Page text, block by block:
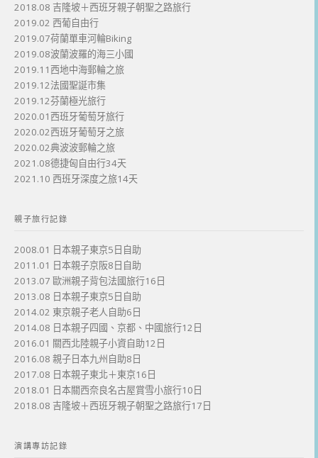
2018.08 吉隆坡＋西班牙親子朝聖之路旅行
2019.02 西葡自由行
2019.07荷蘭單車河輪Biking
2019.08波蘭波羅的海三小國
2019.11西地中海郵輪之旅
2019.12法國聖誕市集
2019.12芬蘭極光旅行
2020.01西班牙葡萄牙旅行
2020.02西班牙葡萄牙之旅
2020.02典波波郵輪之旅
2021.08德捷匈自由行34天
2021.10 西班牙深度之旅14天
親子旅行記錄
2008.01 日本親子東京5日自助
2011.01 日本親子京阪8日自助
2013.07 歐洲親子背包法國旅行16日
2013.08 日本親子東京5日自助
2014.02 東京親子老人自助6日
2014.08 日本親子四國、京都、中國旅行12日
2016.01 關西北陸親子小資自助12日
2016.08 親子日本九州自助8日
2017.08 日本親子東北＋東京16日
2018.01 日本關西奈良名古屋賞雪小旅行10日
2018.08 吉隆坡＋西班牙親子朝聖之路旅行17日
演講專訪記錄